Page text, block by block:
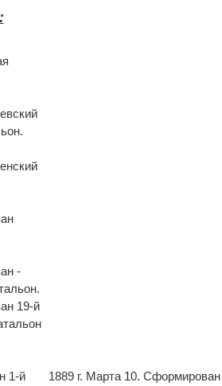
-
19-й
1-й
1889 г. Марта 10. Сформирован